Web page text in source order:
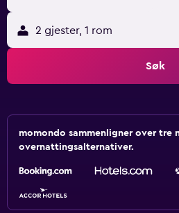
2 gjester, 1 rom
Søk
momondo sammenligner over tre
overnattingsalternativer.